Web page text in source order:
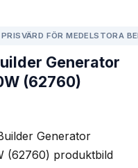
FÖR MEDELSTORA
Generator
(62760)